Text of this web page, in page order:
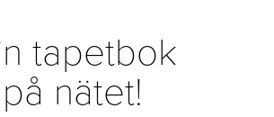
tapetbok
på nätet!